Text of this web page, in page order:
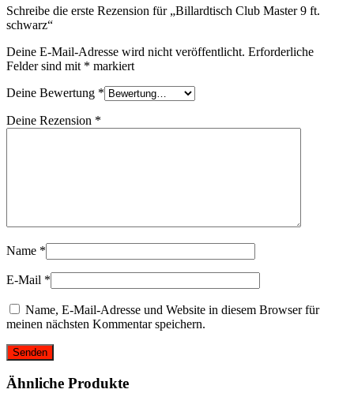
Schreibe die erste Rezension für „Billardtisch Club Master 9 ft.
schwarz“
Deine E-Mail-Adresse wird nicht veröffentlicht. Erforderliche
Felder sind mit * markiert
Deine Bewertung *
Deine Rezension *
Name *
E-Mail *
Name, E-Mail-Adresse und Website in diesem Browser für
meinen nächsten Kommentar speichern.
Ähnliche Produkte